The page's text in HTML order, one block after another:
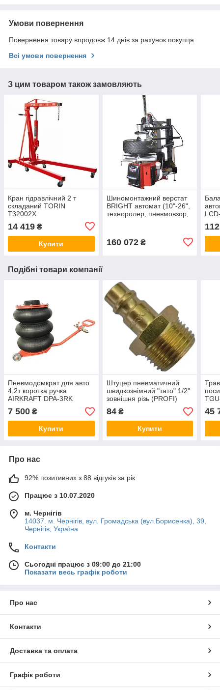
Умови повернення
Повернення товару впродовж 14 днів за рахунок покупця
Всі умови повернення
З цим товаром також замовляють
Кран гідравлічний 2 т
складаний TORIN
T32002X
14 419 ₴
Купити
Шиномонтажний верстат
BRIGHT автомат (10"-26",
техноролер, пневмовзор,
160 072₴
Подібні товари компанії
Пневмодомкрат для авто
4,2т коротка ручка
AIRKRAFT DPA-3RK
7 500 ₴
Купити
Штуцер пневматичний
швидкознімний "тато" 1/2"
зовнішня різь (PROFI)
AIRKRAFT SE2-4PM
84₴
Купити
45
Про нас
92% позитивних з 88 відгуків за рік
Працює з 10.07.2020
м. Чернігів
14037. м. Чернігів, вул. Громадська (вул.Борисенка), 39,
Чернігів, Україна
Контакти
Сьогодні працює з 09:00 до 21:00
Показати весь графік роботи
Про нас
Контакти
Доставка та оплата
Графік роботи